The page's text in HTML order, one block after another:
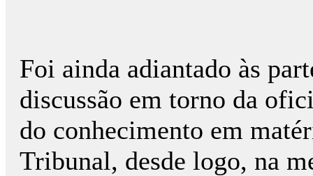
Foi ainda adiantado às
discussão em torno da
do conhecimento em
Tribunal, desde logo, na